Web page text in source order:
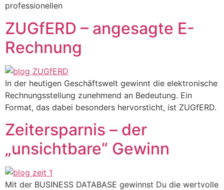
professionellen
ZUGfERD – angesagte E-
Rechnung
In der heutigen Geschäftswelt gewinnt die elektronische
Rechnungsstellung zunehmend an Bedeutung. Ein
Format, das dabei besonders hervorsticht, ist ZUGfERD.
Zeitersparnis – der
„unsichtbare“ Gewinn
Mit der BUSINESS DATABASE gewinnst Du die wertvolle